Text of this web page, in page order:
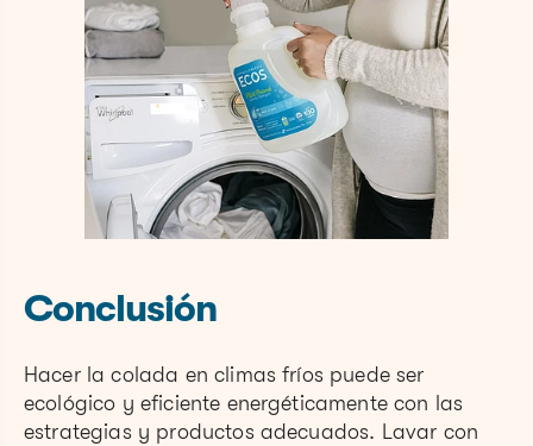
Conclusión
Hacer la colada en climas fríos puede ser
ecológico y eficiente energéticamente con las
estrategias y productos adecuados. Lavar con